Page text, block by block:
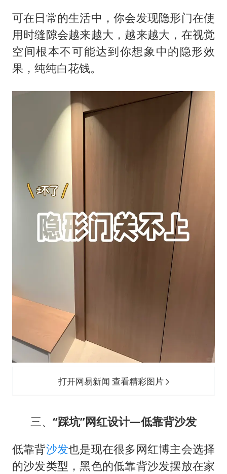
可在日常的生活中，你会发现隐形门在使
用时缝隙会越来越大，越来越大，在视觉
空间根本不可能达到你想象中的隐形效
果，纯纯白花钱。
打开网易新闻 查看精彩图片
三、 “踩坑”网红设计—低靠背沙发
低靠背沙发也是现在很多网红博主会选择
的沙发类型，黑色的低靠背沙发摆放在家